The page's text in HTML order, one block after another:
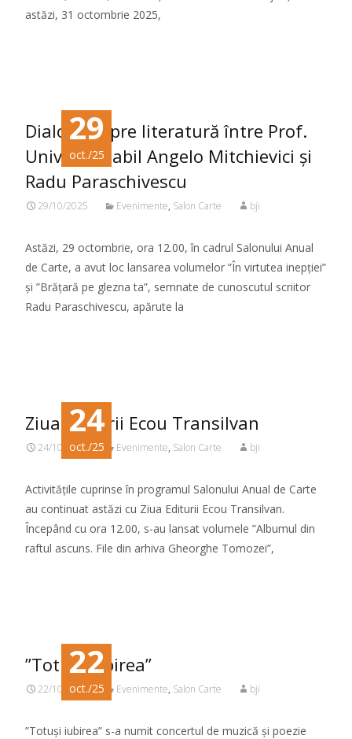
astăzi, 31 octombrie 2025,
29
oct./25
Dialog despre literatură între Prof.
Univ. Dr. Habil Angelo Mitchievici și
Radu Paraschivescu
29/10/2025 Evenimente, Salon Carte bji
Astăzi, 29 octombrie, ora 12.00, în cadrul Salonului Anual
de Carte, a avut loc lansarea volumelor ”În virtutea inepției”
și ”Brățară pe glezna ta”, semnate de cunoscutul scriitor
Radu Paraschivescu, apărute la
24
oct./25
Ziua Editurii Ecou Transilvan
24/10/2025 Evenimente, Salon Carte bji
Activitățile cuprinse în programul Salonului Anual de Carte
au continuat astăzi cu Ziua Editurii Ecou Transilvan.
Începând cu ora 12.00, s-au lansat volumele ”Albumul din
raftul ascuns. File din arhiva Gheorghe Tomozei”,
22
oct./25
”Totuși iubirea”
22/10/2025 Evenimente, Salon Carte bji
”Totuși iubirea” s-a numit concertul de muzică și poezie